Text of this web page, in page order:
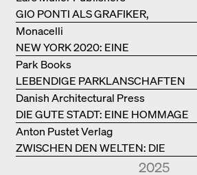
GIO PONTI ALS GRAFIKER,
ARCHITEKT, DESIGNER….
NEW YORK 2020: EINE
ENZYKLOPÄDIE DER ARCHITEKTUR
Monacelli
LEBENDIGE PARKLANSCHAFTEN
Park Books
DIE GUTE STADT: EINE HOMMAGE
DES MENSCHENFREUNDS JAN GEHL
Danish Architectural Press
ZWISCHEN DEN WELTEN: DIE
POWER-ARCHITEKTIN ELIZABETH
Anton Pustet Verlag
2025